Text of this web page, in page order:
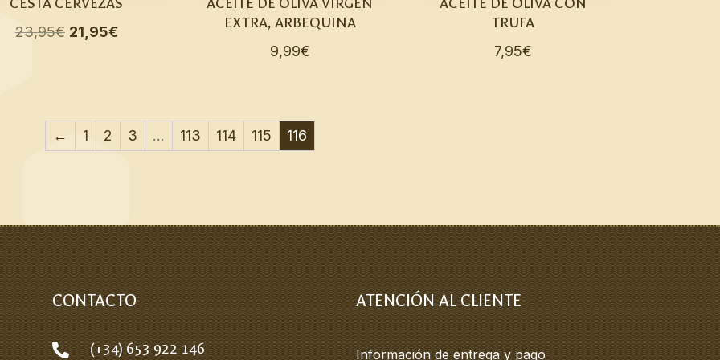
CESTA CERVEZAS
23,95€ El
21,95€El
ACEITE DE OLIVA VÍRGEN
EXTRA, ARBEQUINA
9,99€
ACEITE DE OLIVA CON
TRUFA
7,95€
← 1 2 3 … 113 114 115 116
CONTACTO
 (+34) 653 922 146
ATENCIÓN AL CLIENTE
Información de entrega y pago